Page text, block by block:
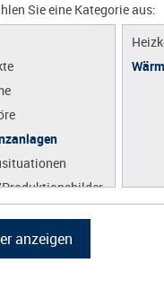
Sie eine Kategorie aus: